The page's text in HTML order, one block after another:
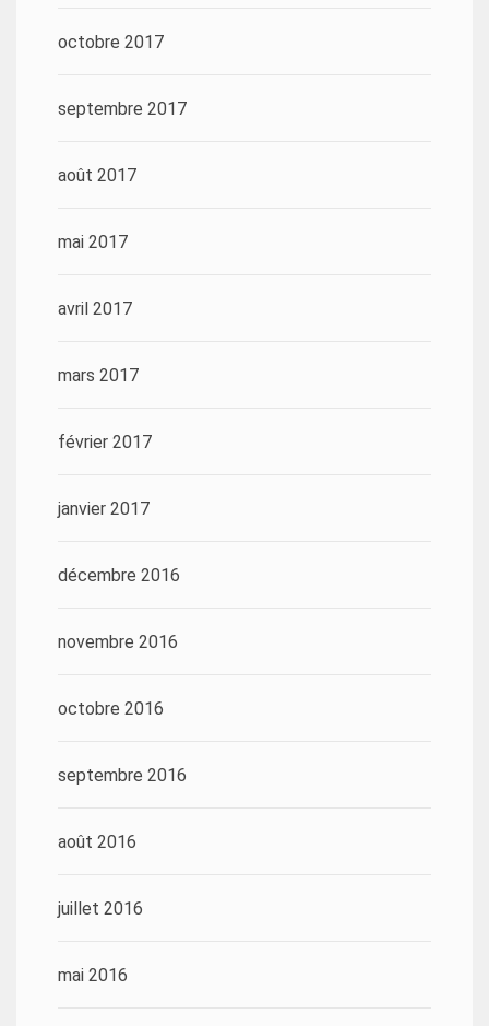
octobre 2017
septembre 2017
août 2017
mai 2017
avril 2017
mars 2017
février 2017
janvier 2017
décembre 2016
novembre 2016
octobre 2016
septembre 2016
août 2016
juillet 2016
mai 2016